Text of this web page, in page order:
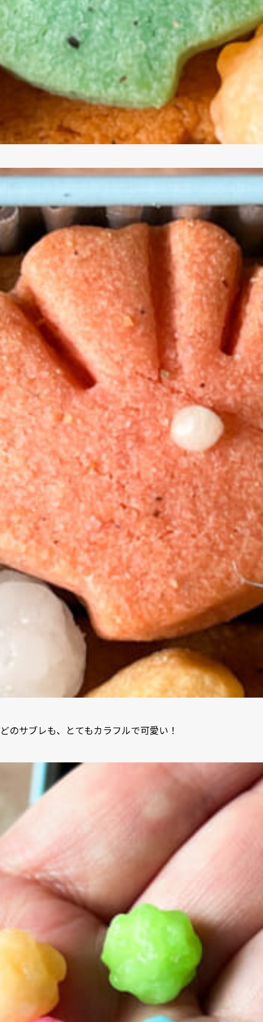
どのサブレも、とてもカラフルで可愛い！